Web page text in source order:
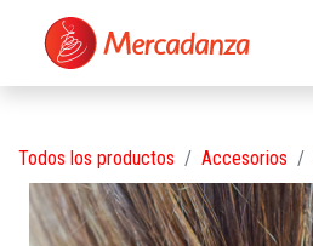
Todos los productos Accesorios